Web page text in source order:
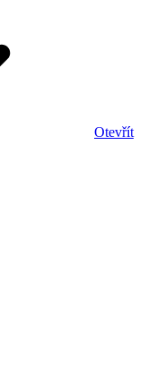
Otevřít